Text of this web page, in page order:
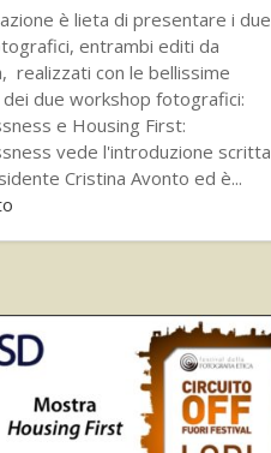
è lieta di presentare i due
entrambi editi da
realizzati con le bellissime
dei due workshop fotografici:
e Housing First:
vede l'introduzione scritta
Cristina Avonto ed è...